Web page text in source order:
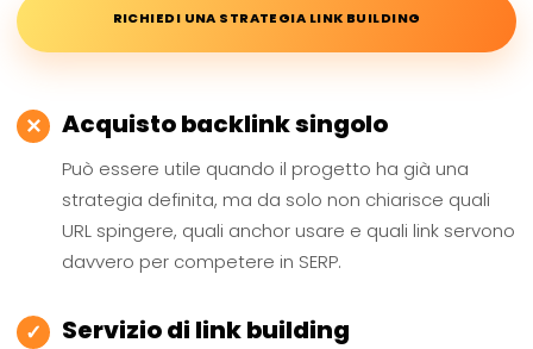
RICHIEDI UNA STRATEGIA LINK BUILDING
✕ Acquisto backlink singolo
Può essere utile quando il progetto ha già una
strategia definita, ma da solo non chiarisce quali
URL spingere, quali anchor usare e quali link servono
davvero per competere in SERP.
✓ Servizio di link building